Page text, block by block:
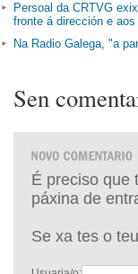
Persoal da CRTVG
fronte á dirección e
Na Radio Galega, "a
Sen
É preciso que
páxina de
Se xa tes o